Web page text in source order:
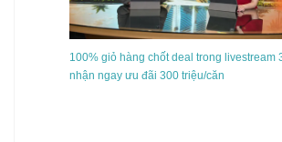
100% giỏ hàng chốt deal trong livestream
nhận ngay ưu đãi 300 triệu/căn